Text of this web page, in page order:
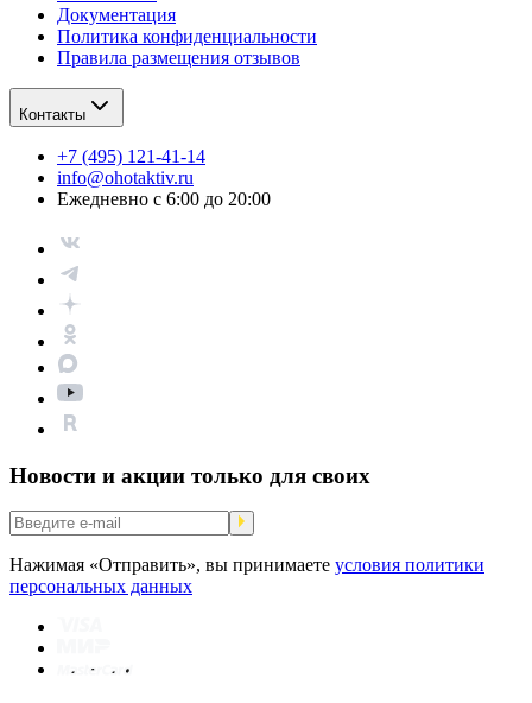
Документация
Политика конфиденциальности
Правила размещения отзывов
Контакты
+7 (495) 121-41-14
info@ohotaktiv.ru
Ежедневно с 6:00 до 20:00
Новости и акции только для своих
Нажимая «Отправить», вы принимаете условия политики
персональных данных